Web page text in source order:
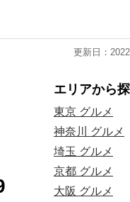
更新日：
エリアから
東京 グルメ
神奈川 グルメ
埼玉 グルメ
京都 グルメ
大阪 グルメ